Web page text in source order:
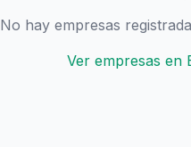
No hay empresas
Ver empresas en